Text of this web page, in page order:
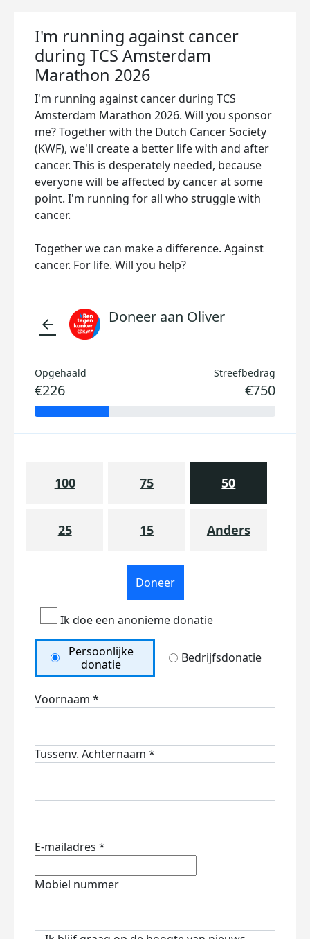
I'm running against cancer
during TCS Amsterdam
Marathon 2026
I'm running against cancer during TCS
Amsterdam Marathon 2026. Will you sponsor
me? Together with the Dutch Cancer Society
(KWF), we'll create a better life with and after
cancer. This is desperately needed, because
everyone will be affected by cancer at some
point. I'm running for all who struggle with
cancer.
Together we can make a difference. Against
cancer. For life. Will you help?
arrow_back Doneer aan Oliver
Opgehaald
€226
Streefbedrag
€750
100 75 50
25 15 Anders
Doneer
Ik doe een anonieme donatie
Persoonlijke
donatie
Bedrijfsdonatie
Voornaam *
Tussenv. Achternaam *
E-mailadres *
Mobiel nummer